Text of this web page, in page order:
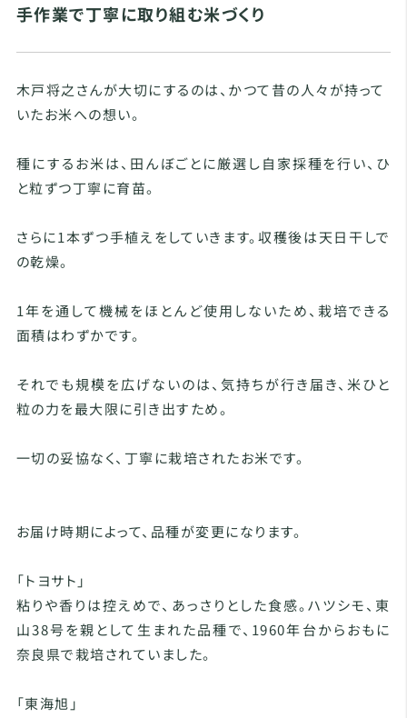
手作業で丁寧に取り組む米づくり
木戸将之さんが大切にするのは、かつて昔の人々が持って
いたお米への想い。
種にするお米は、田んぼごとに厳選し自家採種を行い、ひ
と粒ずつ丁寧に育苗。
さらに1本ずつ手植えをしていきます。収穫後は天日干しで
の乾燥。
1年を通して機械をほとんど使用しないため、栽培できる
面積はわずかです。
それでも規模を広げないのは、気持ちが行き届き、米ひと
粒の力を最大限に引き出すため。
一切の妥協なく、丁寧に栽培されたお米です。
お届け時期によって、品種が変更になります。
「トヨサト」
粘りや香りは控えめで、あっさりとした食感。ハツシモ、東
山38号を親として生まれた品種で、1960年台からおもに
奈良県で栽培されていました。
「東海旭」